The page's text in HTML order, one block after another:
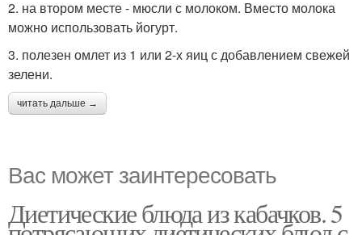
2. на втором месте - мюсли с молоком. Вместо молока
можно использовать йогурт.
3. полезен омлет из 1 или 2-х яиц с добавлением свежей
зелени.
читать дальше →
Вас может заинтересовать
Диетические блюда из кабачков. 5